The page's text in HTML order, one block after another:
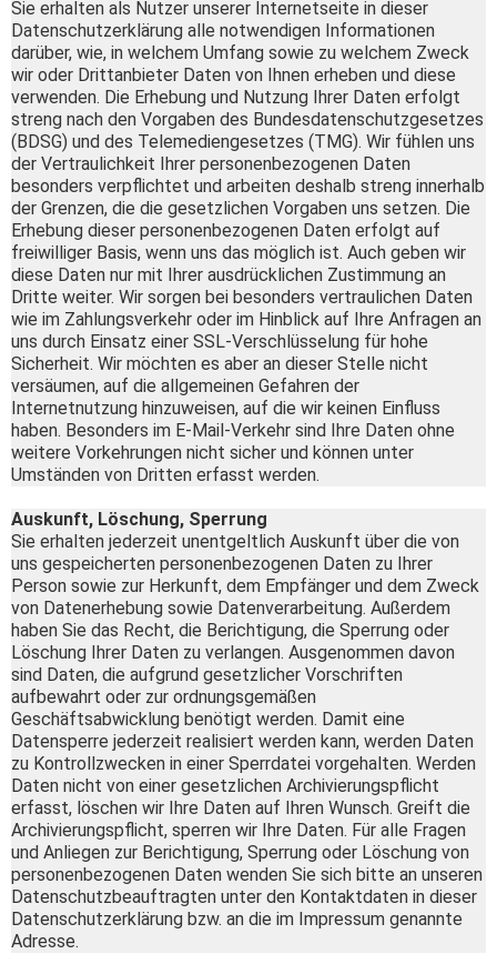
Sie erhalten als Nutzer unserer Internetseite in dieser
Datenschutzerklärung alle notwendigen Informationen
darüber, wie, in welchem Umfang sowie zu welchem Zweck
wir oder Drittanbieter Daten von Ihnen erheben und diese
verwenden. Die Erhebung und Nutzung Ihrer Daten erfolgt
streng nach den Vorgaben des Bundesdatenschutzgesetzes
(BDSG) und des Telemediengesetzes (TMG). Wir fühlen uns
der Vertraulichkeit Ihrer personenbezogenen Daten
besonders verpflichtet und arbeiten deshalb streng innerhalb
der Grenzen, die die gesetzlichen Vorgaben uns setzen. Die
Erhebung dieser personenbezogenen Daten erfolgt auf
freiwilliger Basis, wenn uns das möglich ist. Auch geben wir
diese Daten nur mit Ihrer ausdrücklichen Zustimmung an
Dritte weiter. Wir sorgen bei besonders vertraulichen Daten
wie im Zahlungsverkehr oder im Hinblick auf Ihre Anfragen an
uns durch Einsatz einer SSL-Verschlüsselung für hohe
Sicherheit. Wir möchten es aber an dieser Stelle nicht
versäumen, auf die allgemeinen Gefahren der
Internetnutzung hinzuweisen, auf die wir keinen Einfluss
haben. Besonders im E-Mail-Verkehr sind Ihre Daten ohne
weitere Vorkehrungen nicht sicher und können unter
Umständen von Dritten erfasst werden.
Auskunft, Löschung, Sperrung
Sie erhalten jederzeit unentgeltlich Auskunft über die von
uns gespeicherten personenbezogenen Daten zu Ihrer
Person sowie zur Herkunft, dem Empfänger und dem Zweck
von Datenerhebung sowie Datenverarbeitung. Außerdem
haben Sie das Recht, die Berichtigung, die Sperrung oder
Löschung Ihrer Daten zu verlangen. Ausgenommen davon
sind Daten, die aufgrund gesetzlicher Vorschriften
aufbewahrt oder zur ordnungsgemäßen
Geschäftsabwicklung benötigt werden. Damit eine
Datensperre jederzeit realisiert werden kann, werden Daten
zu Kontrollzwecken in einer Sperrdatei vorgehalten. Werden
Daten nicht von einer gesetzlichen Archivierungspflicht
erfasst, löschen wir Ihre Daten auf Ihren Wunsch. Greift die
Archivierungspflicht, sperren wir Ihre Daten. Für alle Fragen
und Anliegen zur Berichtigung, Sperrung oder Löschung von
personenbezogenen Daten wenden Sie sich bitte an unseren
Datenschutzbeauftragten unter den Kontaktdaten in dieser
Datenschutzerklärung bzw. an die im Impressum genannte
Adresse.